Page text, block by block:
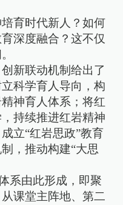
育时代新人？如何
深度融合？这不仅
新联动机制给出了
科学育人导向，构
神育人体系；将红
持续推进红岩精神
立“红岩思政”教育
，推动构建“大思
系由此形成，即聚
课堂主阵地、第二